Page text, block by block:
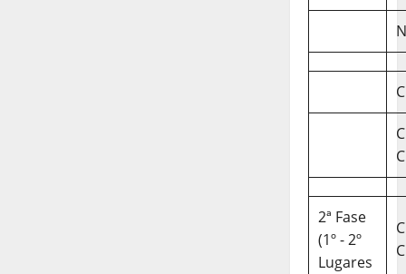
C
2ª Fase
(1º - 2º
Lugares
C